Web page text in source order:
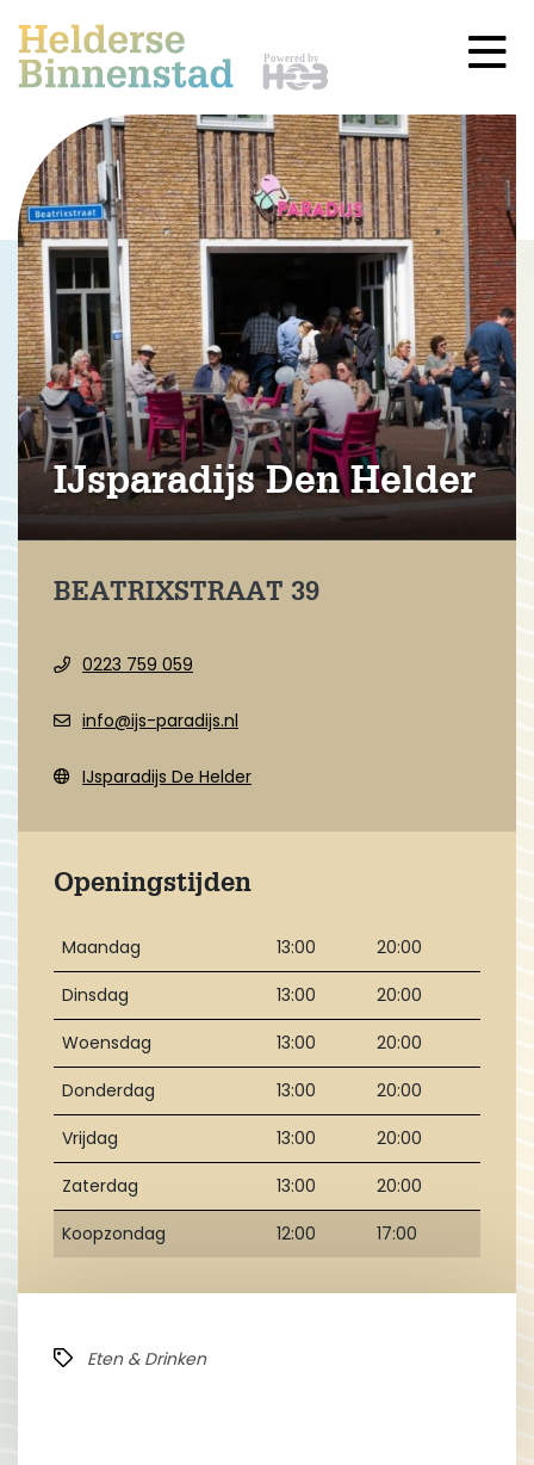
IJsparadijs Den Helder
BEATRIXSTRAAT 39
0223 759 059
info@ijs-paradijs.nl
IJsparadijs De Helder
Openingstijden
Maandag 13:00
20:00
Dinsdag
13:00
20:00
Woensdag
13:00
20:00
Donderdag
13:00
20:00
Vrijdag
13:00
20:00
Zaterdag
13:00
20:00
Koopzondag
12:00 17:00
Eten & Drinken